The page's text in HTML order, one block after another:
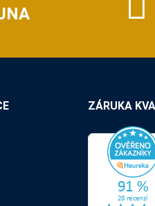
ZÁRUKA